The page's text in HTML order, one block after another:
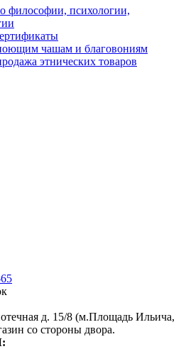
философии, психологии,
чашам и благовониям
этнических товаров
д. 15/8 (м.Площадь Ильича,
со стороны двора.